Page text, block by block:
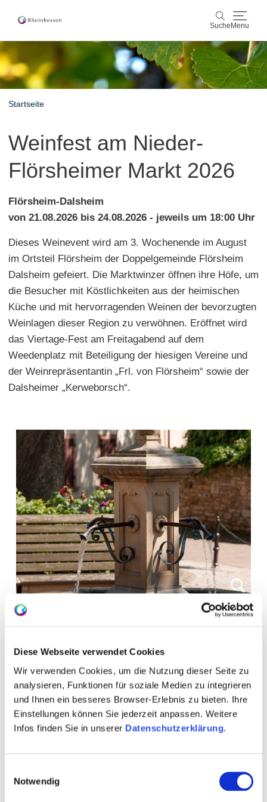
Diese Webseite verwendet Cookies
Wir verwenden Cookies, um die Nutzung dieser Seite zu
analysieren, Funktionen für soziale Medien zu integrieren
und Ihnen ein besseres Browser-Erlebnis zu bieten. Ihre
Einstellungen können Sie jederzeit anpassen. Weitere
Infos finden Sie in unserer Datenschutzerklärung.
Notwendig
Suche Menu
Suche
Wein & Genuss
Veranstaltungen
ShopRheinhessen-Blog Karte
Startseite
Weinfest am Nieder-
Flörsheimer Markt 2026
Flörsheim-Dalsheim
von 21.08.2026 bis 24.08.2026 - jeweils um 18:00 Uhr
Dieses Weinevent wird am 3. Wochenende im August
im Ortsteil Flörsheim der Doppelgemeinde Flörsheim
Dalsheim gefeiert. Die Marktwinzer öffnen ihre Höfe, um
die Besucher mit Köstlichkeiten aus der heimischen
Küche und mit hervorragenden Weinen der bevorzugten
Weinlagen dieser Region zu verwöhnen. Eröffnet wird
das Viertage-Fest am Freitagabend auf dem
Weedenplatz mit Beteiligung der hiesigen Vereine und
der Weinrepräsentantin „Frl. von Flörsheim“ sowie der
Dalsheimer „Kerweborsch“.
WEITERE TERMINE